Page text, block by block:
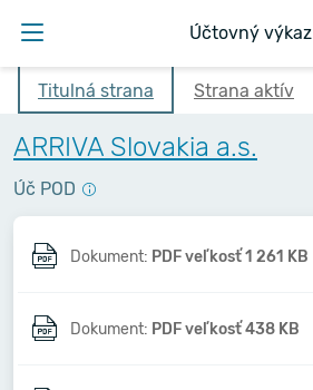
Účtovný výkaz
Titulná strana Strana aktív
ARRIVA Slovakia a.s.
Úč POD
Dokument: PDF veľkosť 1 261 KB
Dokument: PDF veľkosť 438 KB